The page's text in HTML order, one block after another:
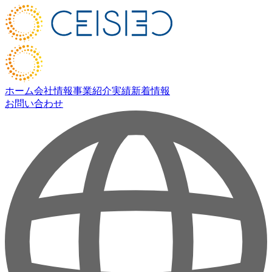
ホーム会社情報事業紹介実績新着情報
お問い合わせ